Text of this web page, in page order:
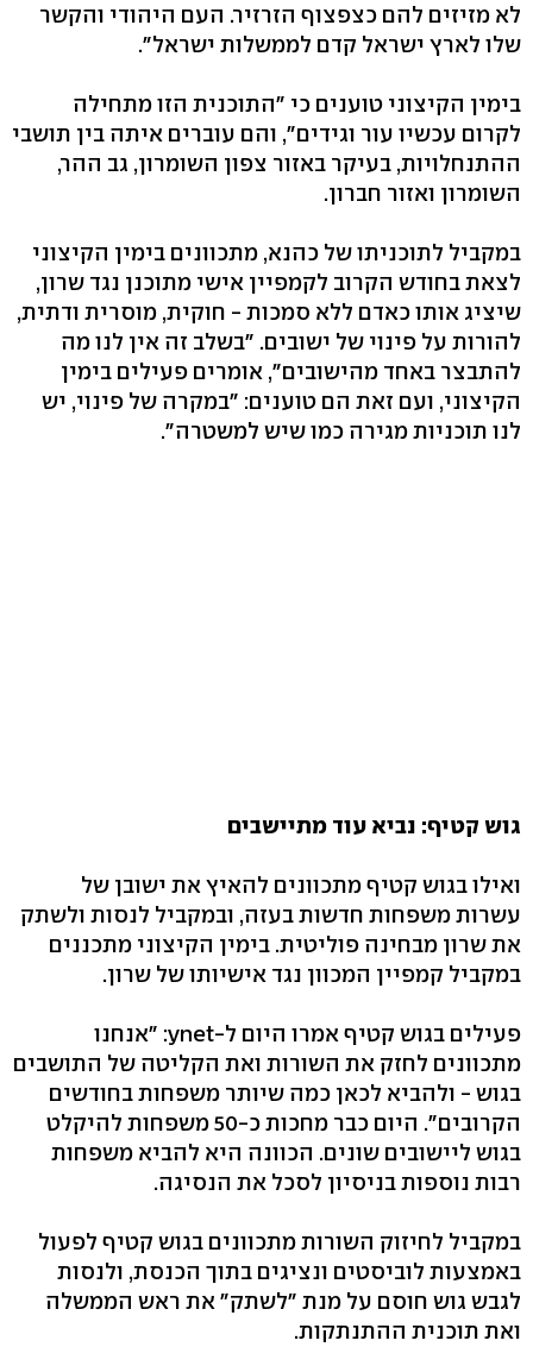
לא מזיזים להם כצפצוף הזרזיר. העם היהודי והקשר
שלו לארץ ישראל קדם לממשלות ישראל".
בימין הקיצוני טוענים כי "התוכנית הזו מתחילה
לקרום עכשיו עור וגידים", והם עוברים איתה בין תושבי
ההתנחלויות, בעיקר באזור צפון השומרון, גב ההר,
השומרון ואזור חברון.
במקביל לתוכניתו של כהנא, מתכוונים בימין הקיצוני
לצאת בחודש הקרוב לקמפיין אישי מתוכנן נגד שרון,
שיציג אותו כאדם ללא סמכות - חוקית, מוסרית ודתית,
להורות על פינוי של ישובים. "בשלב זה אין לנו מה
להתבצר באחד מהישובים", אומרים פעילים בימין
הקיצוני, ועם זאת הם טוענים: "במקרה של פינוי, יש
לנו תוכניות מגירה כמו שיש למשטרה".
גוש קטיף: נביא עוד מתיישבים
ואילו בגוש קטיף מתכוונים להאיץ את ישובן של
עשרות משפחות חדשות בעזה, ובמקביל לנסות ולשתק
את שרון מבחינה פוליטית. בימין הקיצוני מתכננים
במקביל קמפיין המכוון נגד אישיותו של שרון.
פעילים בגוש קטיף אמרו היום ל-ynet: "אנחנו
מתכוונים לחזק את השורות ואת הקליטה של התושבים
בגוש - ולהביא לכאן כמה שיותר משפחות בחודשים
הקרובים". היום כבר מחכות כ-50 משפחות להיקלט
בגוש ליישובים שונים. הכוונה היא להביא משפחות
רבות נוספות בניסיון לסכל את הנסיגה.
במקביל לחיזוק השורות מתכוונים בגוש קטיף לפעול
באמצעות לוביסטים ונציגים בתוך הכנסת, ולנסות
לגבש גוש חוסם על מנת "לשתק" את ראש הממשלה
ואת תוכנית ההתנתקות.